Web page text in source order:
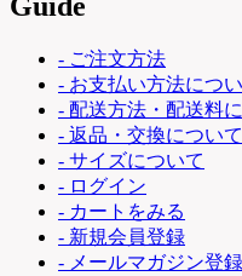
Guide
- ご注文方法
- お支払い方法につ
- 配送方法・配送料
- 返品・交換について
- サイズについて
- ログイン
- カートをみる
- 新規会員登録
- メールマガジン登